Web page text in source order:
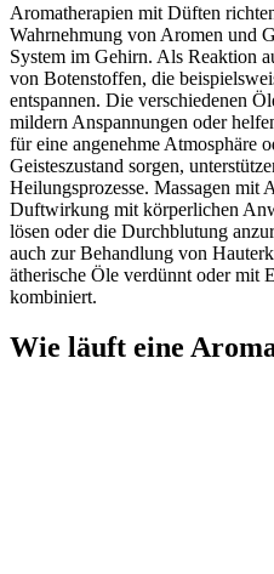
Aromatherapien mit Düften
Wahrnehmung von Aromen und
System im Gehirn. Als Reaktion
von Botenstoffen, die
entspannen. Die verschiedenen
mildern Anspannungen oder
für eine angenehme Atmosphäre
Geisteszustand sorgen,
Heilungsprozesse. Massagen mit
Duftwirkung mit körperlichen
lösen oder die Durchblutung
auch zur Behandlung von
ätherische Öle verdünnt oder mit
kombiniert.
Wie läuft eine